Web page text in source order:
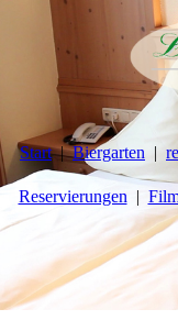
Start Biergarten
Reservierungen